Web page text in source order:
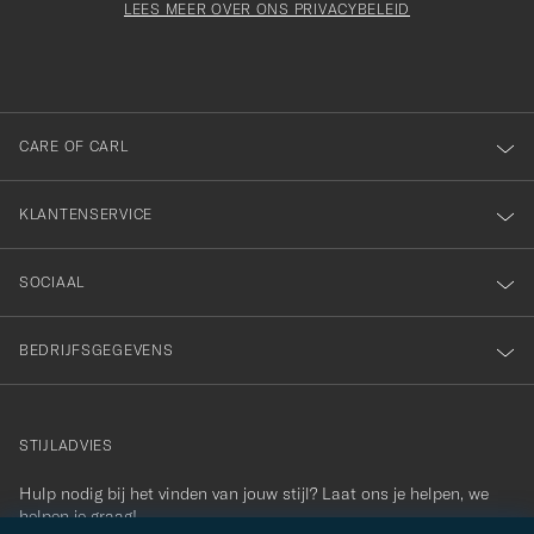
onze
nieuwsbrief!
LEES MEER OVER ONS PRIVACYBELEID
CARE OF CARL
KLANTENSERVICE
SOCIAAL
BEDRIJFSGEGEVENS
contact@careofcarl.com
STIJLADVIES
Hulp nodig bij het vinden van jouw stijl? Laat ons je helpen, we
helpen je graag!